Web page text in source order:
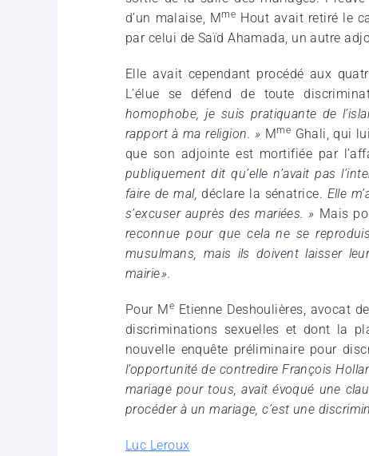
d’un malaise, Mme Hout avait retiré le
par celui de Saïd Ahamada, un autre
Elle avait cependant procédé aux
L’élue se défend de toute
homophobe, je suis pratiquante de
rapport à ma religion. » Mme Ghali, qui
que son adjointe est mortifiée par
publiquement dit qu’elle n’avait pas
faire de mal,déclare la sénatrice. Elle
s’excuser auprès des mariées. » Mais
reconnue pour que cela ne se
musulmans, mais ils doivent laisser
mairie ».
Pour Me Etienne Deshoulières, avocat
discriminations sexuelles et dont la
nouvelle enquête préliminaire pour
l’opportunité de contredire François
mariage pour tous, avait évoqué une
procéder à un mariage, c’est une
Luc Leroux